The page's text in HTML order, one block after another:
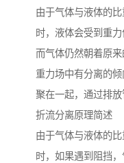
由于气体与液体的
时，液体会受到重
而气体仍然朝着原
重力场中有分离的倾
聚在一起，通过排放
折流分离原理简述
由于气体与液体的
时，如果遇到阻挡